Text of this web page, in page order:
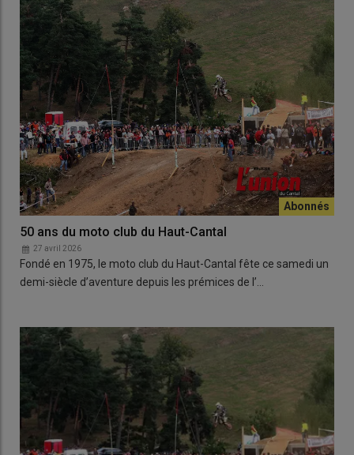
50 ans du moto club du Haut-Cantal
27 avril 2026
Fondé en 1975, le moto club du Haut-Cantal fête ce samedi un
demi-siècle d’aventure depuis les prémices de l’…